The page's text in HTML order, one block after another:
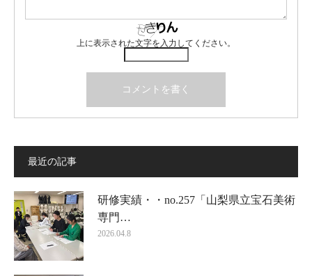
上に表示された文字を入力してください。
最近の記事
研修実績・・no.257「山梨県立宝石美術
専門…
2026.04.8